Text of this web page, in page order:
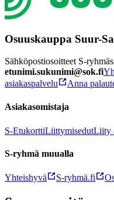
Osuuskauppa Suur-
Sähköpostiosoitteet S-
etunimi.sukunimi@sok.fi
asiakaspalvelu
Anna
Asiakasomistaja
S-EtukorttiLiittymisedutLiity
S-ryhmä muualla
Yhteishyvä S-ryhmä.fi